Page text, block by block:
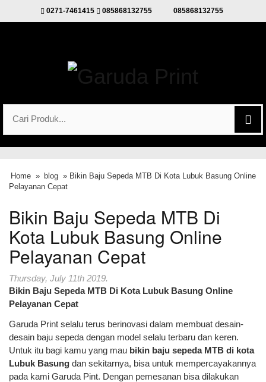
0271-7461415 085868132755 085868132755
Home » blog » Bikin Baju Sepeda MTB Di Kota Lubuk Basung Online
Pelayanan Cepat
Bikin Baju Sepeda MTB Di
Kota Lubuk Basung Online
Pelayanan Cepat
Thursday, July 11th 2019.
Bikin Baju Sepeda MTB Di Kota Lubuk Basung Online
Pelayanan Cepat
Garuda Print selalu terus berinovasi dalam membuat desain-
desain baju sepeda dengan model selalu terbaru dan keren.
Untuk itu bagi kamu yang mau bikin baju sepeda MTB di kota
Lubuk Basung dan sekitarnya, bisa untuk mempercayakannya
pada kami Garuda Pint. Dengan pemesanan bisa dilakukan